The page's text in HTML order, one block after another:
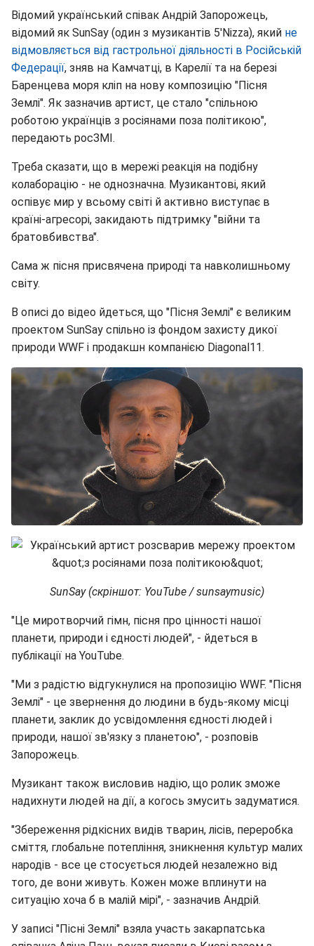
Відомий український співак Андрій Запорожець,
відомий як SunSay (один з музикантів 5'Nizza), який не
відмовляється від гастрольної діяльності в Російській
Федерації, зняв на Камчатці, в Карелії та на березі
Баренцева моря кліп на нову композицію "Пісня
Землі". Як зазначив артист, це стало "спільною
роботою українців з росіянами поза політикою",
передають росЗМІ.
Треба сказати, що в мережі реакція на подібну
колаборацію - не однозначна. Музикантові, який
оспівує мир у всьому світі й активно виступає в
країні-агресорі, закидають підтримку "війни та
братовбивства".
Сама ж пісня присвячена природі та навколишньому
світу.
В описі до відео йдеться, що "Пісня Землі" є великим
проектом SunSay спільно із фондом захисту дикої
природи WWF і продакшн компанією Diagonal11.
SunSay (скріншот: YouTube / sunsaymusic)
"Це миротворчий гімн, пісня про цінності нашої
планети, природи і єдності людей", - йдеться в
публікації на YouTube.
"Ми з радістю відгукнулися на пропозицію WWF. "Пісня
Землі" - це звернення до людини в будь-якому місці
планети, заклик до усвідомлення єдності людей і
природи, нашої зв'язку з планетою", - розповів
Запорожець.
Музикант також висловив надію, що ролик зможе
надихнути людей на дії, а когось змусить задуматися.
"Збереження рідкісних видів тварин, лісів, переробка
сміття, глобальне потепління, зникнення культур малих
народів - все це стосується людей незалежно від
того, де вони живуть. Кожен може вплинути на
ситуацію хоча б в малій мірі", - зазначив Андрій.
У записі "Пісні Землі" взяла участь закарпатська